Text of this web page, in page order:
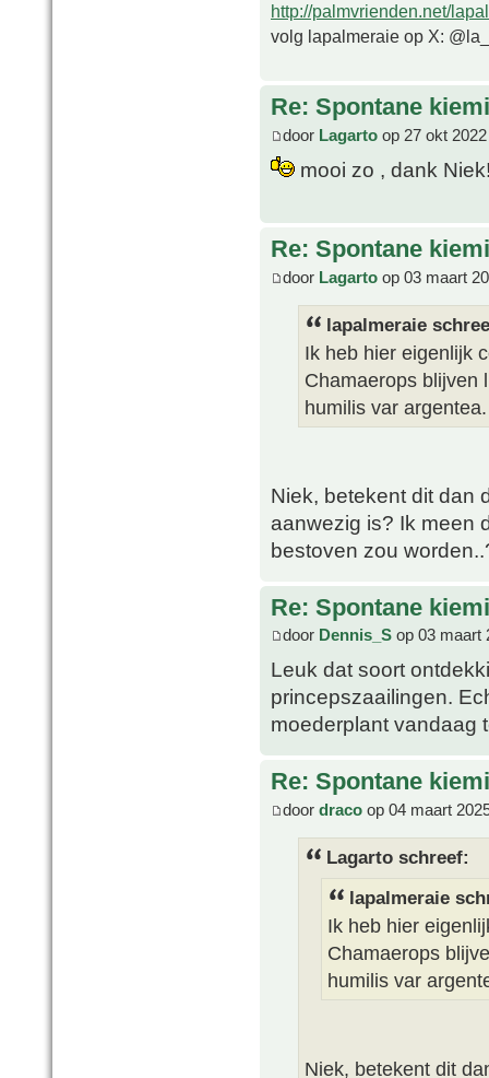
http://palmvrienden.net/
volg lapalmeraie op X:
Re: Spontane
door Lagarto op 27 okt
mooi zo , dank
Re: Spontane
door Lagarto op 03 maart
lapalmeraie
Ik heb hier eigenlijk
Chamaerops blijven
humilis var
Niek, betekent dit dan
aanwezig is? Ik meen
bestoven zou
Re: Spontane
door Dennis_S op 03 maart
Leuk dat soort
princepszaailingen.
moederplant vandaag
Re: Spontane
door draco op 04 maart
Lagarto schreef:
lapalmeraie
Ik heb hier
Chamaerops
humilis var
Niek, betekent dit